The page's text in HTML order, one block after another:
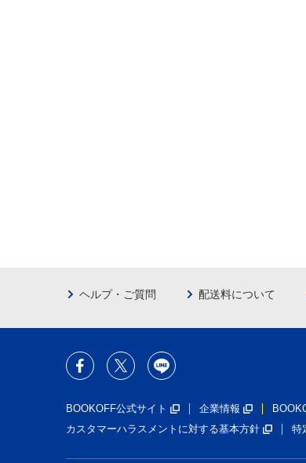
ヘルプ・ご質問 配送料について
BOOKOFF公式サイト 企業情報
カスタマーハラスメントに対する基本方針
特